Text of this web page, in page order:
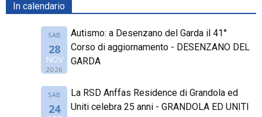
In calendario
SAB
28
NOV
2026
Autismo: a Desenzano del Garda il 41°
Corso di aggiornamento - DESENZANO DEL
GARDA
SAB
24
La RSD Anffas Residence di Grandola ed
Uniti celebra 25 anni - GRANDOLA ED UNITI